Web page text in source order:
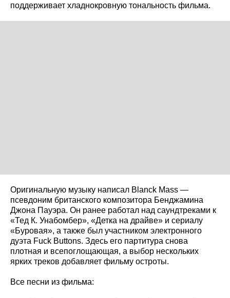
поддерживает хладнокровную тональность фильма.
Оригинальную музыку написал Blanck Mass —
псевдоним британского композитора Бенджамина
Джона Пауэра. Он ранее работал над саундтреками к
«Тед К. Унабомбер», «Детка на драйве» и сериалу
«Буровая», а также был участником электронного
дуэта Fuck Buttons. Здесь его партитура снова
плотная и всепоглощающая, а выбор нескольких
ярких треков добавляет фильму остроты.
Все песни из фильма: